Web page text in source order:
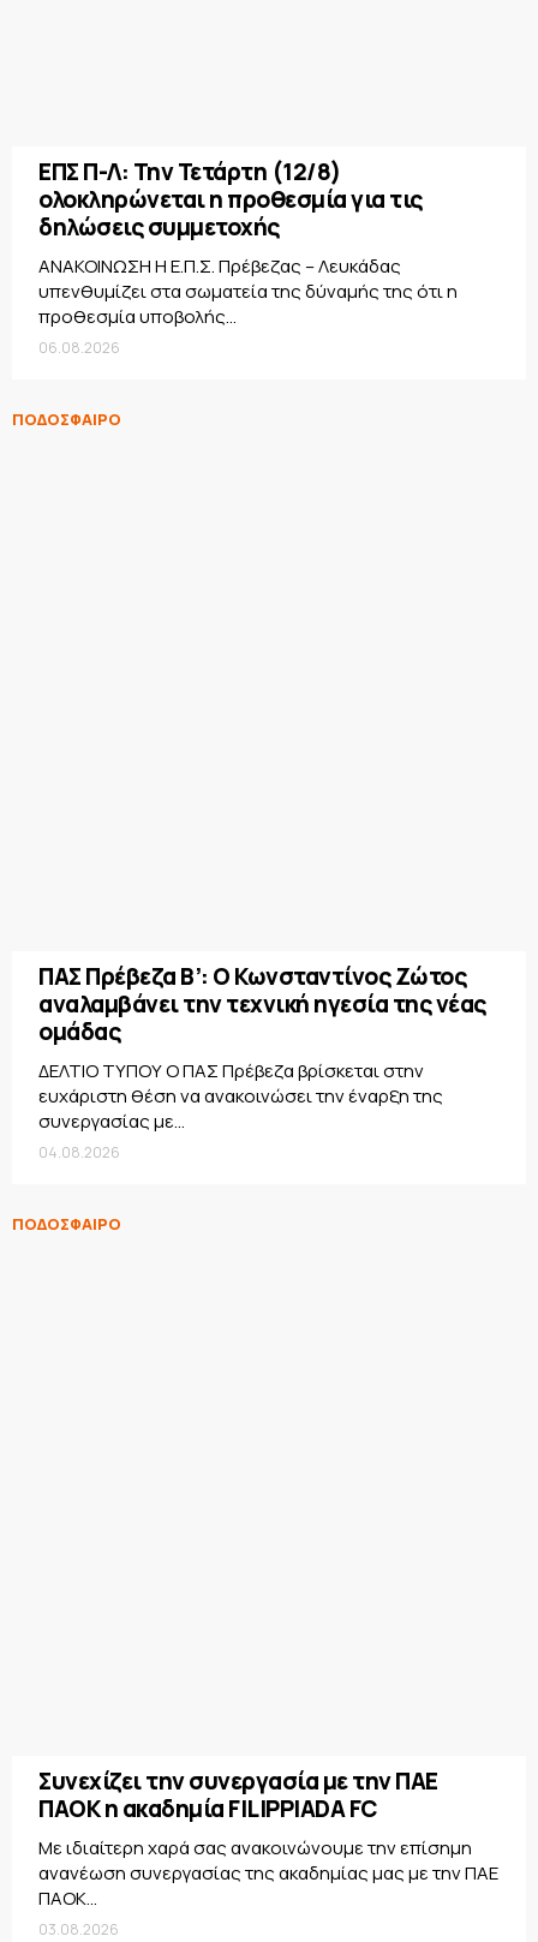
ΕΠΣ Π-Λ: Την Τετάρτη (12/8)
ολοκληρώνεται η προθεσμία για τις
δηλώσεις συμμετοχής
ΑΝΑΚΟΙΝΩΣΗ Η Ε.Π.Σ. Πρέβεζας – Λευκάδας
υπενθυμίζει στα σωματεία της δύναμής της ότι η
προθεσμία υποβολής...
06.08.2026
ΠΟΔΟΣΦΑΙΡΟ
ΠΑΣ Πρέβεζα Β’: Ο Κωνσταντίνος Ζώτος
αναλαμβάνει την τεχνική ηγεσία της νέας
ομάδας
ΔΕΛΤΙΟ ΤΥΠΟΥ Ο ΠΑΣ Πρέβεζα βρίσκεται στην
ευχάριστη θέση να ανακοινώσει την έναρξη της
συνεργασίας με...
04.08.2026
ΠΟΔΟΣΦΑΙΡΟ
Συνεχίζει την συνεργασία με την ΠΑΕ
ΠΑΟΚ η ακαδημία FILIPPIADA FC
Με ιδιαίτερη χαρά σας ανακοινώνουμε την επίσημη
ανανέωση συνεργασίας της ακαδημίας μας με την ΠΑΕ
ΠΑΟΚ...
03.08.2026